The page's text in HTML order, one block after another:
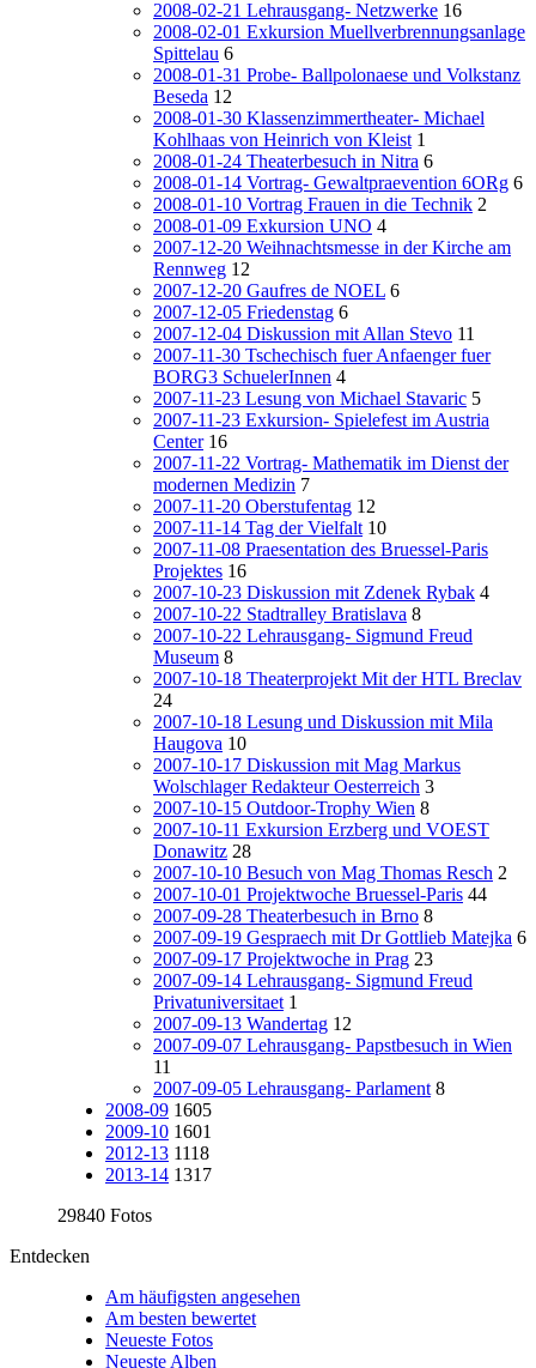
2008-02-21 Lehrausgang- Netzwerke 16
2008-02-01 Exkursion Muellverbrennungsanlage
Spittelau 6
2008-01-31 Probe- Ballpolonaese und Volkstanz
Beseda 12
2008-01-30 Klassenzimmertheater- Michael
Kohlhaas von Heinrich von Kleist 1
2008-01-24 Theaterbesuch in Nitra 6
2008-01-14 Vortrag- Gewaltpraevention 6ORg 6
2008-01-10 Vortrag Frauen in die Technik 2
2008-01-09 Exkursion UNO 4
2007-12-20 Weihnachtsmesse in der Kirche am
Rennweg 12
2007-12-20 Gaufres de NOEL 6
2007-12-05 Friedenstag 6
2007-12-04 Diskussion mit Allan Stevo 11
2007-11-30 Tschechisch fuer Anfaenger fuer
BORG3 SchuelerInnen 4
2007-11-23 Lesung von Michael Stavaric 5
2007-11-23 Exkursion- Spielefest im Austria
Center 16
2007-11-22 Vortrag- Mathematik im Dienst der
modernen Medizin 7
2007-11-20 Oberstufentag 12
2007-11-14 Tag der Vielfalt 10
2007-11-08 Praesentation des Bruessel-Paris
Projektes 16
2007-10-23 Diskussion mit Zdenek Rybak 4
2007-10-22 Stadtralley Bratislava 8
2007-10-22 Lehrausgang- Sigmund Freud
Museum 8
2007-10-18 Theaterprojekt Mit der HTL Breclav
24
2007-10-18 Lesung und Diskussion mit Mila
Haugova 10
2007-10-17 Diskussion mit Mag Markus
Wolschlager Redakteur Oesterreich 3
2007-10-15 Outdoor-Trophy Wien 8
2007-10-11 Exkursion Erzberg und VOEST
Donawitz 28
2007-10-10 Besuch von Mag Thomas Resch 2
2007-10-01 Projektwoche Bruessel-Paris 44
2007-09-28 Theaterbesuch in Brno 8
2007-09-19 Gespraech mit Dr Gottlieb Matejka 6
2007-09-17 Projektwoche in Prag 23
2007-09-14 Lehrausgang- Sigmund Freud
Privatuniversitaet 1
2007-09-13 Wandertag 12
2007-09-07 Lehrausgang- Papstbesuch in Wien
11
2007-09-05 Lehrausgang- Parlament 8
2008-09 1605
2009-10 1601
2012-13 1118
2013-14 1317
29840 Fotos
Entdecken
Am häufigsten angesehen
Am besten bewertet
Neueste Fotos
Neueste Alben